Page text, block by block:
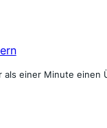
einer Minute einen